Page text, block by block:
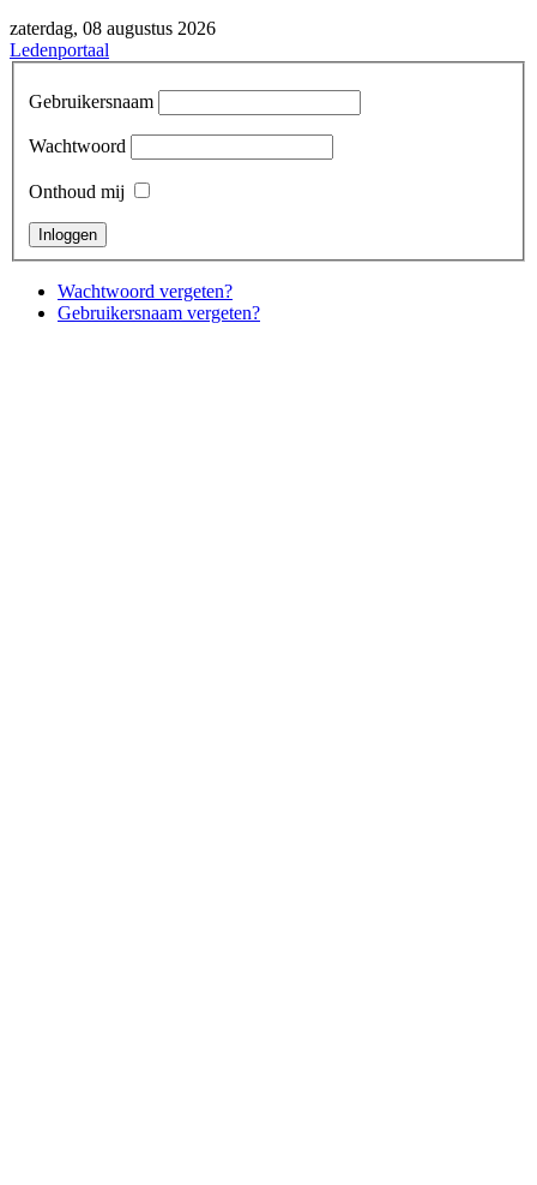
zaterdag, 08 augustus 2026
Ledenportaal
Gebruikersnaam
Wachtwoord
Onthoud mij
Wachtwoord vergeten?
Gebruikersnaam vergeten?